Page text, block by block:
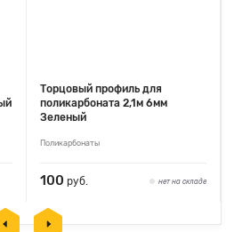
Торцовый профиль для
поликарбоната 2,1м 6мм
Зеленый
Поликарбонаты
100 руб. нет на складе